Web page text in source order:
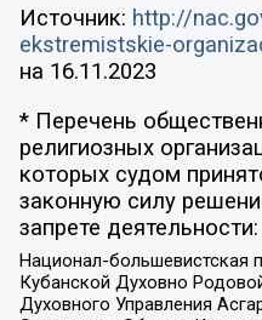
Источник: http://
ekstremistskie-
на 16.11.2023
* Перечень
религиозных
которых судом
законную силу
запрете деятельности:
Национал-большевистская
Кубанской Духовно
Духовного Управления